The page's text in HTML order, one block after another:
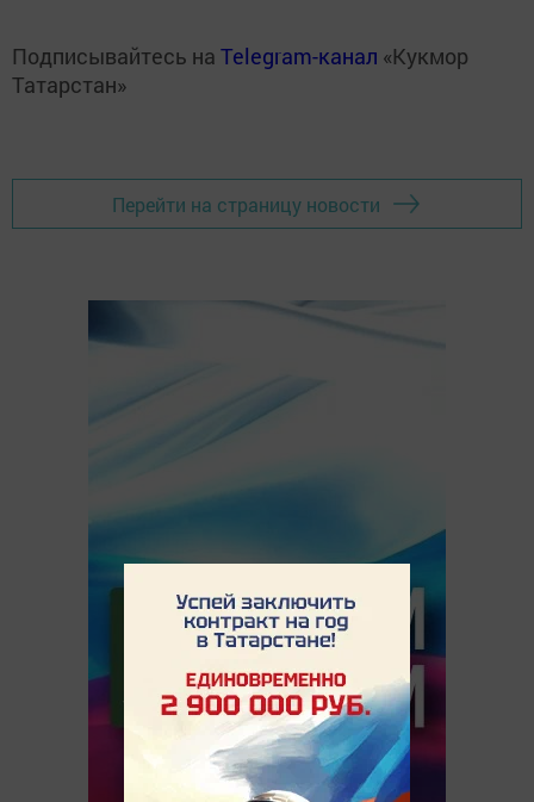
Подписывайтесь на Telegram-канал «Кукмор
Татарстан»
Перейти на страницу новости